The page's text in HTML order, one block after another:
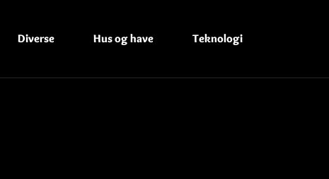
Diverse Hus og have Teknologi